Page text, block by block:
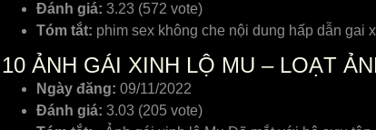
Đánh giá: 3.23 (572 vote)
Tóm tắt: phim sex không che nội dung hấp dẫn gai
10 ẢNH GÁI XINH LỘ MU – LOẠT
Ngày đăng: 09/11/2022
Đánh giá: 3.03 (205 vote)